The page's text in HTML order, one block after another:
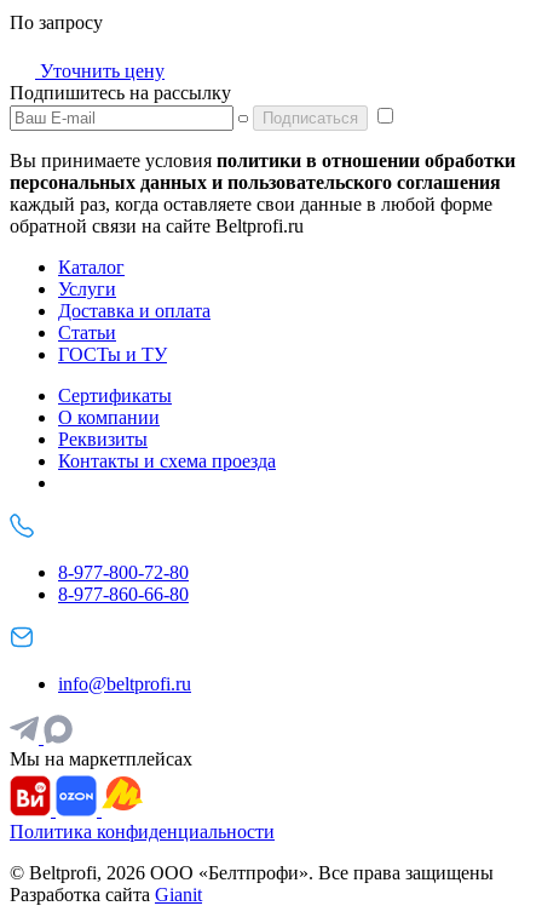
По запросу
Уточнить цену
Подпишитесь на рассылку
Подписаться
Вы принимаете условия политики в отношении обработки
персональных данных и пользовательского соглашения
каждый раз, когда оставляете свои данные в любой форме
обратной связи на сайте Beltprofi.ru
Каталог
Услуги
Доставка и оплата
Статьи
ГОСТы и ТУ
Сертификаты
О компании
Реквизиты
Контакты и схема проезда
8-977-800-72-80
8-977-860-66-80
info@beltprofi.ru
Мы на маркетплейсах
Политика конфиденциальности
© Beltprofi, 2026 ООО «Белтпрофи». Все права защищены
Разработка сайта Gianit